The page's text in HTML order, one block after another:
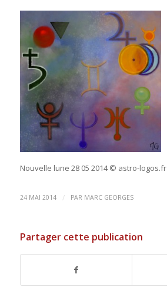
Nouvelle lune 28 05 2014 © astro-logos.fr
24 MAI 2014 / PAR MARC GEORGES
Partager cette publication